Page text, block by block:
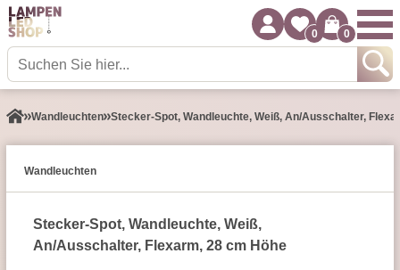
0 0
Wand­leuchten Stecker-Spot, Wandleuchte, Weiß, An/Ausschalter,
Wand­leuchten
Stecker-Spot, Wandleuchte, Weiß,
An/Ausschalter, Flexarm, 28 cm Höhe